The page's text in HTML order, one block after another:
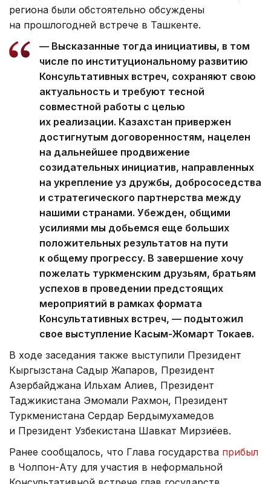
региона были обстоятельно обсуждены
на прошлогодней встрече в Ташкенте.
— Высказанные тогда инициативы, в том
числе по институциональному развитию
Консультативных встреч, сохраняют свою
актуальность и требуют тесной
совместной работы с целью
их реализации. Казахстан привержен
достигнутым договоренностям, нацелен
на дальнейшее продвижение
созидательных инициатив, направленных
на укрепление уз дружбы, добрососедства
и стратегического партнерства между
нашими странами. Убежден, общими
усилиями мы добьемся еще больших
положительных результатов на пути
к общему прогрессу. В завершение хочу
пожелать туркменским друзьям, братьям
успехов в проведении предстоящих
мероприятий в рамках формата
Консультативных встреч, — подытожил
свое выступление Касым-Жомарт Токаев.
В ходе заседания также выступили Президент
Кыргызстана Садыр Жапаров, Президент
Азербайджана Ильхам Алиев, Президент
Таджикистана Эмомали Рахмон, Президент
Туркменистана Сердар Бердымухамедов
и Президент Узбекистана Шавкат Мирзиёев.
Ранее сообщалось, что Глава государства прибыл
в Чолпон-Ату для участия в неформальной